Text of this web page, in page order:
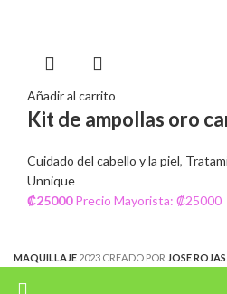
Añadir al carrito
Kit de ampollas oro
Cuidado del cabello y la piel,
Unnique
₡25000 Precio Mayorista: ₡25000
MAQUILLAJE 2023 CREADO POR JOSE ROJAS